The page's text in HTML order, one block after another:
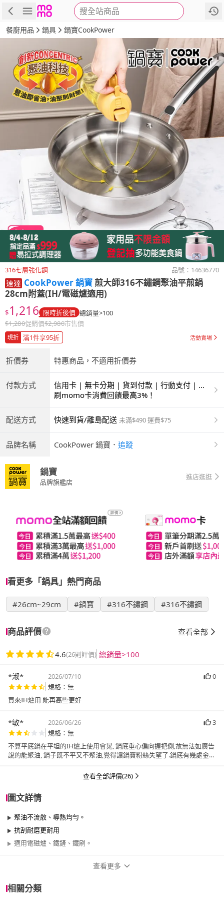
搜全站商品
商品 評價 詳情
餐廚用品 鍋具 鍋寶CookPower
316七層強化鋼 品號： 14636770
CookPower 鍋寶 煎大師316不鏽鋼聚油平煎鍋
28cm附蓋(IH/電磁爐適用)
$1,216 限時折後價 總銷量>100
$1,280促銷價$2,980市售價
現折 滿1件享95折 活動賣場
折價券 特惠商品，不適用折價券
付款方式
信用卡 | 無卡分期 | 貨到付款 | 行動支付 | 超
商付款 | ATM | 銀聯卡
刷momo卡消費回饋最高3%！
配送方式 快速到貨/離島配送 未滿$490 運費$75
品牌名稱 CookPower 鍋寶 ． 追蹤
鍋寶
品牌旗艦店
進店逛逛
看更多「鍋具」熱門商品
#26cm~29cm #鍋寶 #316不鏽鋼 #316不鏽鋼
商品評價 查看全部
4.6(26則評價) 總銷量>100
*淑* 2026/07/10
0
規格：無
買來IH爐用 能再高些更好
*敏* 2026/06/26
3
規格：無
不算平底鍋在平坦的IH爐上使用會晃, 鍋底重心偏向握把側,故無法如廣告
說的能聚油, 鍋子既不平又不聚油,覺得讓鍋寶粉絲失望了.鍋底有幾處金屬
查看全部評價(26)
圖文詳情
聚油不流散、導熱均勻。
抗刮耐磨更耐用
適用電磁爐、鐵鏟、鐵刷。
查看更多
相關分類